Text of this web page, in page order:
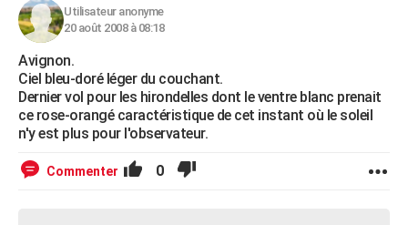
Utilisateur anonyme
20 août 2008 à 08:18
Avignon.
Ciel bleu-doré léger du couchant.
Dernier vol pour les hirondelles dont le ventre blanc prenait
ce rose-orangé caractéristique de cet instant où le soleil
n'y est plus pour l'observateur.
Commenter 0